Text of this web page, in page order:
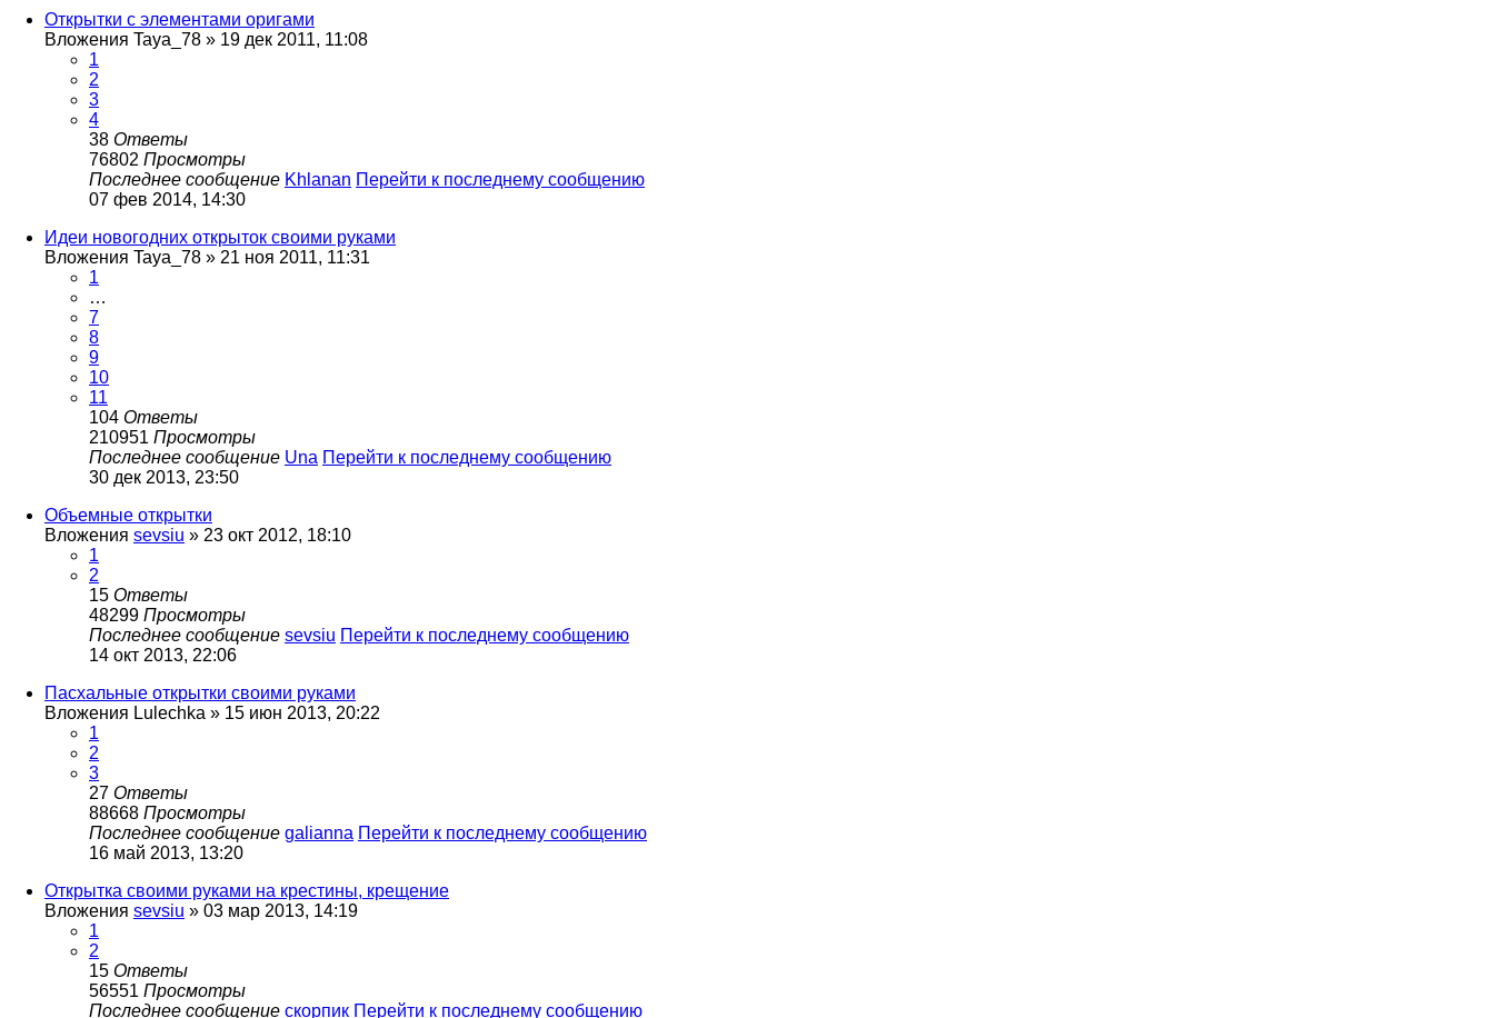
Открытки с элементами оригами
Вложения Taya_78 » 19 дек 2011, 11:08
1
2
3
4
38 Ответы
76802 Просмотры
Последнее сообщение Khlanan Перейти к последнему сообщению
07 фев 2014, 14:30
Идеи новогодних открыток своими руками
Вложения Taya_78 » 21 ноя 2011, 11:31
1
…
7
8
9
10
11
104 Ответы
210951 Просмотры
Последнее сообщение Una Перейти к последнему сообщению
30 дек 2013, 23:50
Объемные открытки
Вложения sevsiu » 23 окт 2012, 18:10
1
2
15 Ответы
48299 Просмотры
Последнее сообщение sevsiu Перейти к последнему сообщению
14 окт 2013, 22:06
Пасхальные открытки своими руками
Вложения Lulechka » 15 июн 2013, 20:22
1
2
3
27 Ответы
88668 Просмотры
Последнее сообщение galianna Перейти к последнему сообщению
16 май 2013, 13:20
Открытка своими руками на крестины, крещение
Вложения sevsiu » 03 мар 2013, 14:19
1
2
15 Ответы
56551 Просмотры
Последнее сообщение скорпик Перейти к последнему сообщению